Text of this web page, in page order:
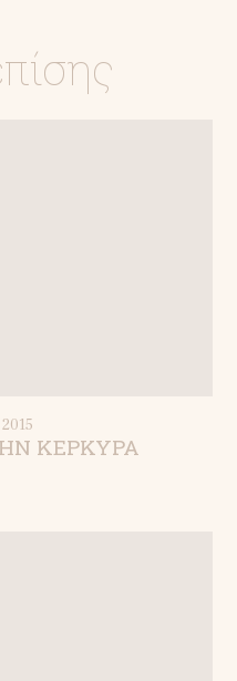
ΚΕΡΚΥΡΑ